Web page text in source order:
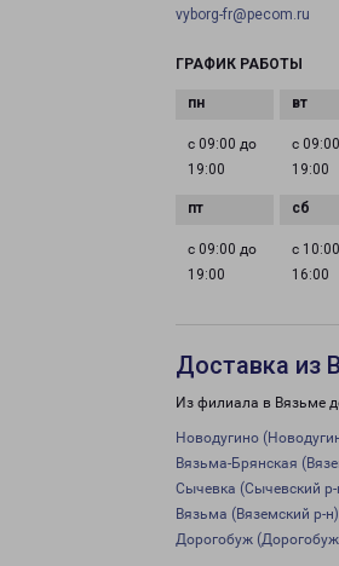
vyborg-fr@pecom.ru
ГРАФИК РАБОТЫ
с 09:00 до
19:00
с
19:00
с 09:00 до
19:00
с
16:00
Доставка из
Из филиала в Вязьме
Новодугино
Вязьма-Брянская
Сычевка (Сычевский р-
Вязьма (Вяземский р-н)
Дорогобуж